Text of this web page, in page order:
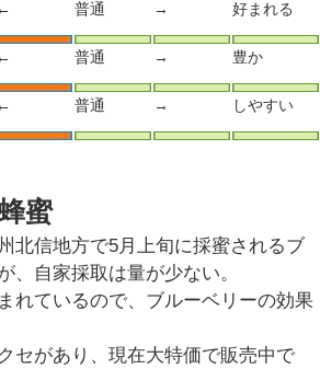
← 普通 → 好まれる
← 普通 → 豊か
← 普通 → しやすい
蜜
北信地方で5月上旬に採蜜されるブ
、自家採取は量が少ない。
れているので、ブルーベリーの効果
セがあり、現在大特価で販売中で